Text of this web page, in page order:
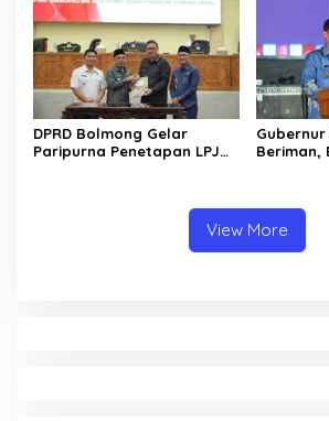
DPRD Bolmong Gelar
Paripurna Penetapan LPJ
Gubernur
Beriman,
View More